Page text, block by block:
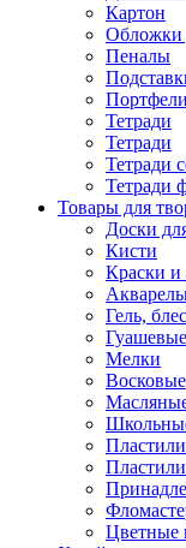
Картон
Обложки
Пеналы
Тетради
Тетради
Тетради
Тетради
Товары для
Доски
Кисти
Краски и
Гель,
Мелки
Восковые
Цветные